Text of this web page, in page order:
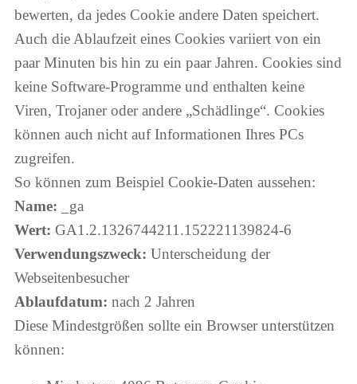
bewerten, da jedes Cookie andere Daten speichert.
Auch die Ablaufzeit eines Cookies variiert von ein
paar Minuten bis hin zu ein paar Jahren. Cookies sind
keine Software-Programme und enthalten keine
Viren, Trojaner oder andere „Schädlinge“. Cookies
können auch nicht auf Informationen Ihres PCs
zugreifen.
So können zum Beispiel Cookie-Daten aussehen:
Name: _ga
Wert: GA1.2.1326744211.152221139824-6
Verwendungszweck: Unterscheidung der
Webseitenbesucher
Ablaufdatum: nach 2 Jahren
Diese Mindestgrößen sollte ein Browser unterstützen
können: